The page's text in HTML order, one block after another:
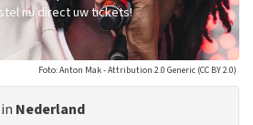
nu direct uw tickets!
Foto: Anton Mak - Attribution 2.0 Generic (CC BY 2.0)
Nederland